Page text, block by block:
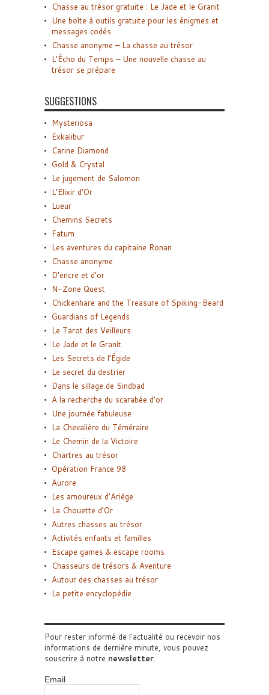
Chasse au trésor gratuite : Le Jade et le Granit
Une boîte à outils gratuite pour les énigmes et
messages codés
Chasse anonyme – La chasse au trésor
L’Écho du Temps – Une nouvelle chasse au
trésor se prépare
SUGGESTIONS
Mysteriosa
Exkalibur
Carine Diamond
Gold & Crystal
Le jugement de Salomon
L’Elixir d’Or
Lueur
Chemins Secrets
Fatum
Les aventures du capitaine Ronan
Chasse anonyme
D’encre et d’or
N-Zone Quest
Chickenhare and the Treasure of Spiking-Beard
Guardians of Legends
Le Tarot des Veilleurs
Le Jade et le Granit
Les Secrets de l’Égide
Le secret du destrier
Dans le sillage de Sindbad
A la recherche du scarabée d’or
Une journée fabuleuse
La Chevalière du Téméraire
Le Chemin de la Victoire
Chartres au trésor
Opération France 98
Aurore
Les amoureux d’Ariège
La Chouette d’Or
Autres chasses au trésor
Activités enfants et familles
Escape games & escape rooms
Chasseurs de trésors & Aventure
Autour des chasses au trésor
La petite encyclopédie
Pour rester informé de l'actualité ou recevoir nos
informations de dernière minute, vous pouvez
souscrire à notre newsletter.
Email